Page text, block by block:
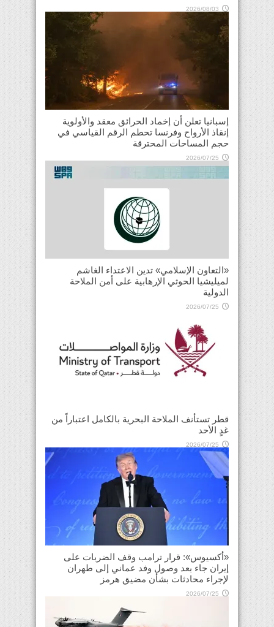
2026/08/03
إسبانيا تعلن أن إخماد الحرائق معقد والأولوية
إنقاذ الأرواح وفرنسا تحطم الرقم القياسي في
حجم المساحات المحترقة
2026/07/25
«التعاون الإسلامي» تدين الاعتداء الغاشم
لميليشيا الحوثي الإرهابية على أمن الملاحة
الدولية
2026/07/25
قطر تستأنف الملاحة البحرية بالكامل اعتباراً من
غدٍ الأحد
2026/07/25
«أكسيوس»: قرار ترامب وقف الضربات على
إيران جاء بعد وصول وفد عماني إلى طهران
لإجراء محادثات بشأن مضيق هرمز
2026/07/25